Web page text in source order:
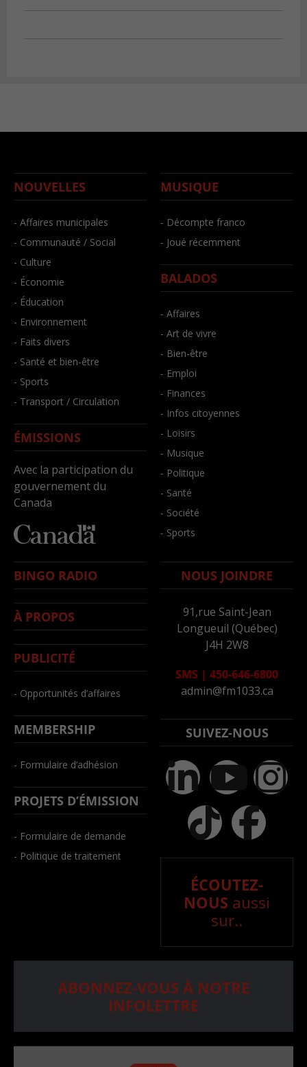
NOUVELLES
- Affaires municipales
- Communauté / Social
- Culture
- Économie
- Éducation
- Environnement
- Faits divers
- Santé et bien-être
- Sports
- Transport / Circulation
ÉMISSIONS
Avec la participation du
gouvernement du
Canada
MUSIQUE
- Décompte franco
- Joué récemment
BALADOS
- Affaires
- Art de vivre
- Bien-être
- Emploi
- Finances
- Infos citoyennes
- Loisirs
- Musique
- Politique
- Santé
- Société
- Sports
BINGO RADIO
À PROPOS
PUBLICITÉ
- Opportunités d’affaires
MEMBERSHIP
- Formulaire d’adhésion
PROJETS D’ÉMISSION
- Formulaire de demande
- Politique de traitement
NOUS JOINDRE
91,rue Saint-Jean
Longueuil (Québec)
J4H 2W8
SMS | 450-646-6800
admin@fm1033.ca
SUIVEZ-NOUS
ÉCOUTEZ-
NOUS aussi
sur..
ABONNEZ-VOUS À NOTRE
INFOLETTRE